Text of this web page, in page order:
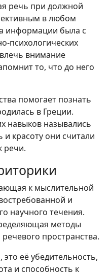
речь при должной
в любом
информации была с
психологических
внимание
то, что до него
помогает познать
в Греции.
навыков назывались
красоту они считали
речи.
к мыслительной
и
научного течения.
методы
пространства.
её убедительность,
и способность к